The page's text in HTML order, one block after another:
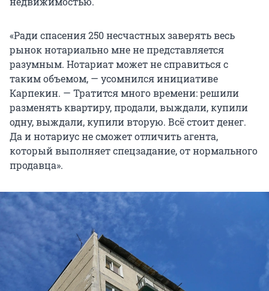
«Ради спасения 250 несчастных заверять весь
рынок нотариально мне не представляется
разумным. Нотариат может не справиться с
таким объемом, — усомнился инициативе
Карпекин. — Тратится много времени: решили
разменять квартиру, продали, выждали, купили
одну, выждали, купили вторую. Всё стоит денег.
Да и нотариус не сможет отличить агента,
который выполняет спецзадание, от нормального
продавца».